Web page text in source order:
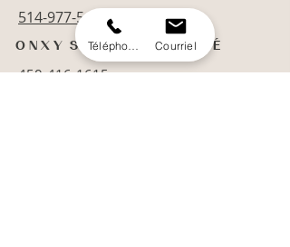
514-977-5454
O N X Y S T A T I O N B E A U T É
450-416-1615
Courriel